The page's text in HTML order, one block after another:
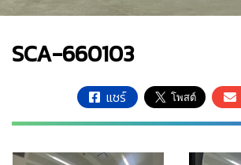
SCA-660103
แชร์